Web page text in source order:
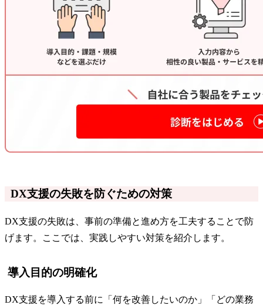
DX支援の失敗を防ぐための対策
DX支援の失敗は、事前の準備と進め方を工夫することで防
げます。ここでは、実践しやすい対策を紹介します。
導入目的の明確化
DX支援を導入する前に「何を改善したいのか」「どの業務